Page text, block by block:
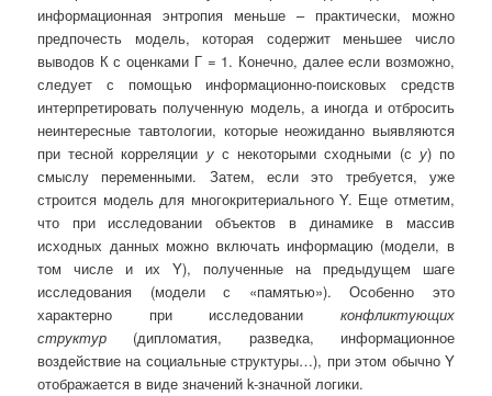
информационная энтропия меньше – практически, можно
предпочесть модель, которая содержит меньшее число
выводов К с оценками Г = 1. Конечно, далее если возможно,
следует с помощью информационно-поисковых средств
интерпретировать полученную модель, а иногда и отбросить
неинтересные тавтологии, которые неожиданно выявляются
при тесной корреляции ус некоторыми сходными (с у) по
смыслу переменными. Затем, если это требуется, уже
строится модель для многокритериального Y. Еще отметим,
что при исследовании объектов в динамике в массив
исходных данных можно включать информацию (модели, в
том числе и их Y), полученные на предыдущем шаге
исследования (модели с «памятью»). Особенно это
характерно при исследовании конфликтующих
структур (дипломатия, разведка, информационное
воздействие на социальные структуры…), при этом обычно Y
отображается в виде значений k-значной логики.